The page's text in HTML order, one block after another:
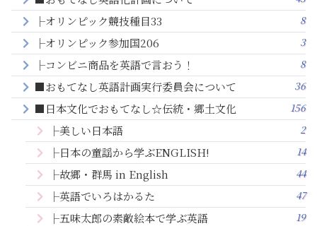
├オリンピック競技種目33 8
├オリンピック参加国206 3
├コンビニ商品を英語で言おう！ 8
■おもてなし英語計画実行委員会について 36
■日本文化でおもてなし☆伝統・郷土文化 156
├美しい日本語 2
├日本の童謡から学ぶENGLISH! 14
├故郷・群馬 in English 44
├英語でいろはかるた 47
├五味太郎の素敵絵本で学ぶ英語 19